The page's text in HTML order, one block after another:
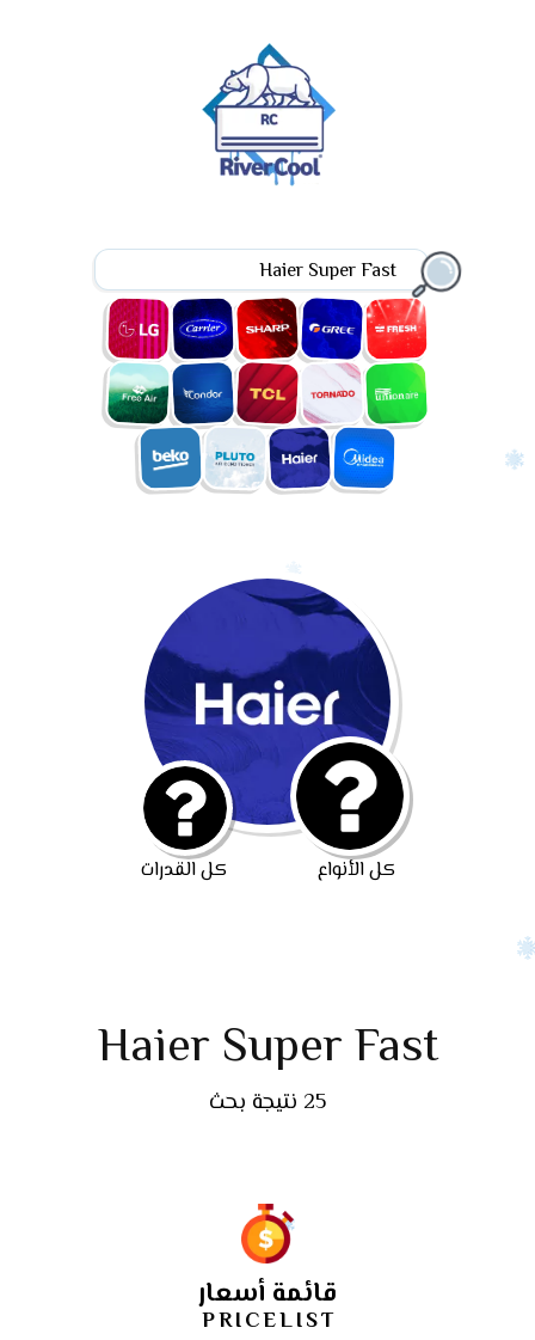
كل القدرات كل الأنواع
Haier Super Fast
25 نتيجة بحث
قائمة أسعار
PRICELIST